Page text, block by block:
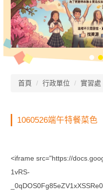
首頁 行政單位 實習處
1060526端午特餐菜色
<iframe src="https://
1vRS-